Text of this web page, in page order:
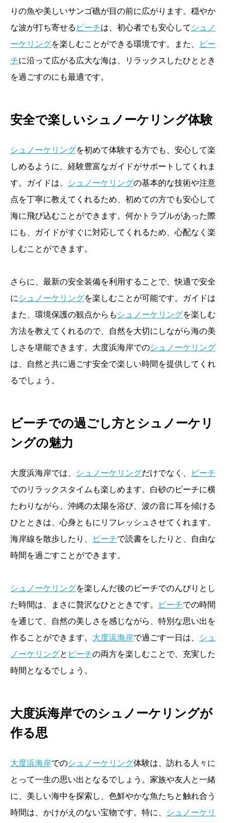
りの魚や美しいサンゴ礁が目の前に広がります。穏やか
な波が打ち寄せる ビーチは、初心者でも安心して シュノ
ーケリングを楽しむことができる環境です。また、
ビー
チに沿って広がる広大な海は、リラックスしたひととき
を過ごすのにも最適です。
安全で楽しいシュノーケリング体験
シュノーケリングを初めて体験する方でも、安心して楽
しめるように、経験豊富なガイドがサポートしてくれま
す。ガイドは、
シュノーケリングの基本的な技術や注意
点を丁寧に教えてくれるため、初めての方でも安心して
海に飛び込むことができます。何かトラブルがあった際
にも、ガイドがすぐに対応してくれるため、心配なく楽
しむことができます。
さらに、最新の安全装備を利用することで、快適で安全
に シュノーケリングを楽しむことが可能です。ガイドは
また、環境保護の観点からも シュノーケリングを楽しむ
方法を教えてくれるので、自然を大切にしながら海の美
しさを堪能できます。大度浜海岸でのシュノーケリング
は、自然と共に過ごす安全で楽しい時間を提供してくれ
るでしょう。
ビーチでの過ごし方とシュノーケリ
ングの魅力
大度浜海岸では、 シュノーケリングだけでなく、
ビーチ
でのリラックスタイムも楽しめます。白砂のビーチに横
たわりながら、沖縄の太陽を浴び、波の音に耳を傾ける
ひとときは、心身ともにリフレッシュさせてくれます。
海岸線を散歩したり、
ビーチで読書をしたりと、自由な
時間を過ごすことができます。
シュノーケリングを楽しんだ後のビーチでのんびりとし
た時間は、まさに贅沢なひとときです。
ビーチでの時間
を通じて、自然の美しさを感じながら、特別な思い出を
作ることができます。 大度浜海岸で過ごす一日は、
シュ
ノーケリングと ビーチの両方を楽しむことで、充実した
時間となるでしょう。
大度浜海岸でのシュノーケリングが
作る思
大度浜海岸でのシュノーケリング体験は、訪れる人々に
とって一生の思い出となるでしょう。家族や友人と一緒
に、美しい海中を探索し、色鮮やかな魚たちと触れ合う
時間は、かけがえのない宝物です。特に、
シュノーケリ